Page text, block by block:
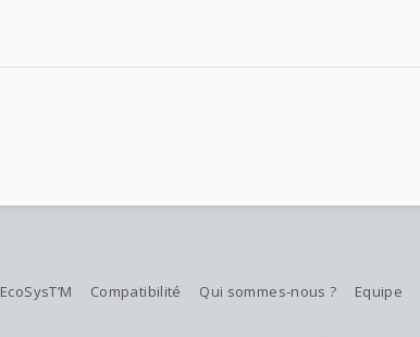
EcoSysT’M Compatibilité Qui sommes-nous ? Equipe